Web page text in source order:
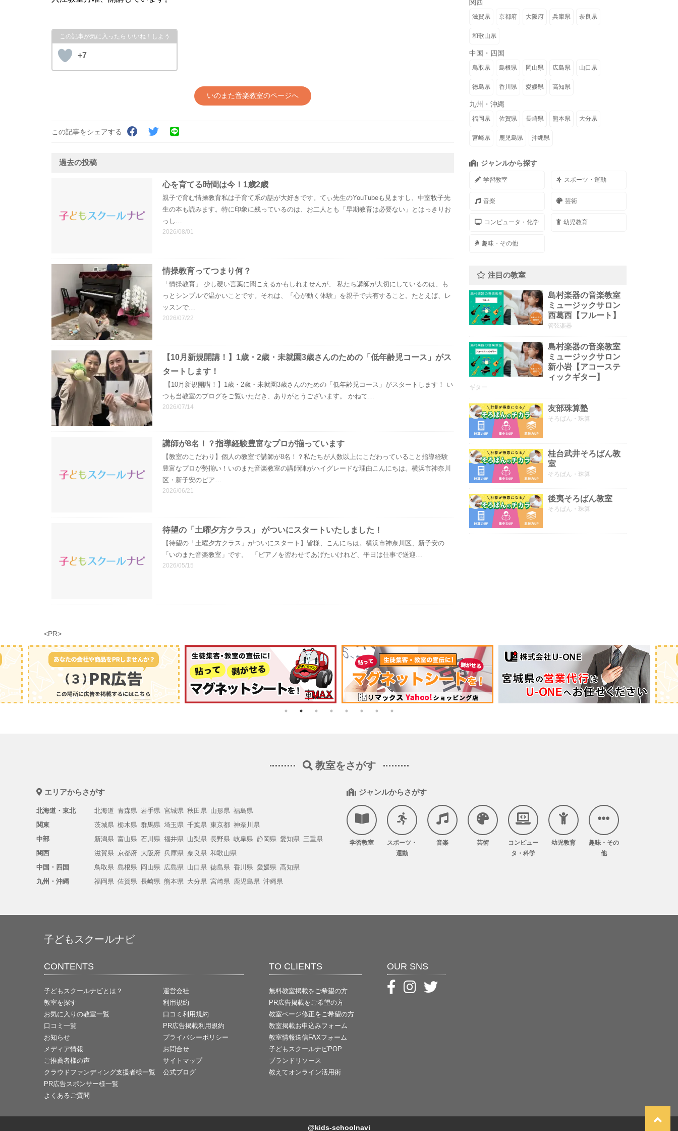
+7
いのまた音楽教室のページへ
この記事をシェアする
過去の投稿
心を育てる時間は今！1歳2歳
親子で育む情操教育私は子育て系の話が大好きです。てぃ先生のYouTubeも見ますし、中室牧子先
生の本も読みます。特に印象に残っているのは、お二人とも「早期教育は必要ない」とはっきりお
っし…
2026/08/01
情操教育ってつまり何？
「情操教育」 少し硬い言葉に聞こえるかもしれませんが、 私たち講師が大切にしているのは、も
っとシンプルで温かいことです。それは、「心が動く体験」を親子で共有すること。たとえば、レ
ッスンで…
2026/07/22
【10月新規開講！】1歳・2歳・未就園3歳さんのための「低年齢児コース」がス
タートします！
【10月新規開講！】1歳・2歳・未就園3歳さんのための「低年齢児コース」がスタートします！ い
つも当教室のブログをご覧いただき、ありがとうございます。 かねて…
2026/07/14
講師が8名！？指導経験豊富なプロが揃っています
【教室のこだわり】個人の教室で講師が8名！？私たちが人数以上にこだわっていること指導経験
豊富なプロが勢揃い！いのまた音楽教室の講師陣がハイグレードな理由こんにちは。横浜市神奈川
区・新子安のピア…
2026/06/21
待望の「土曜夕方クラス」 がついにスタートいたしました！
【待望の「土曜夕方クラス」がついにスタート】皆様、こんにちは。横浜市神奈川区、新子安の
「いのまた音楽教室」です。 「ピアノを習わせてあげたいけれど、平日は仕事で送迎…
2026/05/15
関西
滋賀県 京都府 大阪府 兵庫県 奈良県
和歌山県
中国・四国
鳥取県 島根県 岡山県 広島県 山口県
徳島県 香川県 愛媛県 高知県
九州・沖縄
福岡県 佐賀県 長崎県 熊本県 大分県
宮崎県 鹿児島県 沖縄県
ジャンルから探す
学習教室 スポーツ・運動
音楽 芸術
コンピュータ・化学 幼児教育
趣味・その他
注目の教室
島村楽器の音楽教室
ミュージックサロン
西葛西【フルート】
管弦楽器
島村楽器の音楽教室
ミュージックサロン
新小岩【アコーステ
ィックギター】
ギター
友部珠算塾
そろばん・珠算
桂台武井そろばん教
室
そろばん・珠算
後夷そろばん教室
そろばん・珠算
<PR>
教室をさがす
エリアからさがす
北海道・東北 北海道 青森県 岩手県 宮城県 秋田県 山形県 福島県
関東
茨城県 栃木県 群馬県 埼玉県 千葉県 東京都 神奈川県
中部
新潟県 富山県 石川県 福井県 山梨県 長野県 岐阜県 静岡県 愛知県 三重県
関西
滋賀県 京都府 大阪府 兵庫県 奈良県 和歌山県
中国・四国
鳥取県 島根県 岡山県 広島県 山口県 徳島県 香川県 愛媛県 高知県
九州・沖縄
福岡県 佐賀県 長崎県 熊本県 大分県 宮崎県 鹿児島県 沖縄県
ジャンルからさがす
学習教室
スポーツ・
運動
音楽 芸術
コンピュー
タ・科学
幼児教育
趣味・その
他
子どもスクールナビ
CONTENTS
子どもスクールナビとは？
教室を探す
お気に入りの教室一覧
口コミ一覧
お知らせ
メディア情報
ご推薦者様の声
クラウドファンディング支援者様一覧
PR広告スポンサー様一覧
よくあるご質問
運営会社
利用規約
口コミ利用規約
PR広告掲載利用規約
プライバシーポリシー
お問合せ
サイトマップ
公式ブログ
TO CLIENTS
無料教室掲載をご希望の方
PR広告掲載をご希望の方
教室ページ修正をご希望の方
教室掲載お申込みフォーム
教室情報送信FAXフォーム
子どもスクールナビPOP
ブランドリソース
教えてオンライン活用術
OUR SNS
@kids-schoolnavi